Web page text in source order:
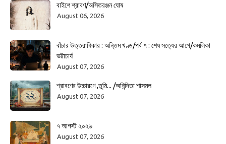
বাইশে শ্রাবণ/অসিতরঞ্জন ঘোষ
August 06, 2026
বাঁচার উত্তরাধিকার : অন্তিম খণ্ড/পর্ব ৭ : শেষ সত্যের আগে/কমলিকা
ভট্টাচার্য
August 07, 2026
শ্রাবণের উচ্চারণে ,তুমি... /অনিন্দিতা শাসমল
August 07, 2026
৭ আগস্ট ২০২৬
August 07, 2026